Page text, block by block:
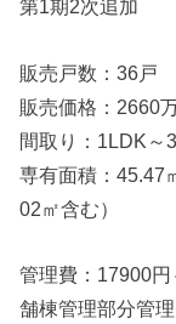
第1期2次追加
販売戸数：36戸
販売価格：2660
間取り：1LDK～
専有面積：45.47
02㎡含む）
管理費：17900
舗棟管理部分管